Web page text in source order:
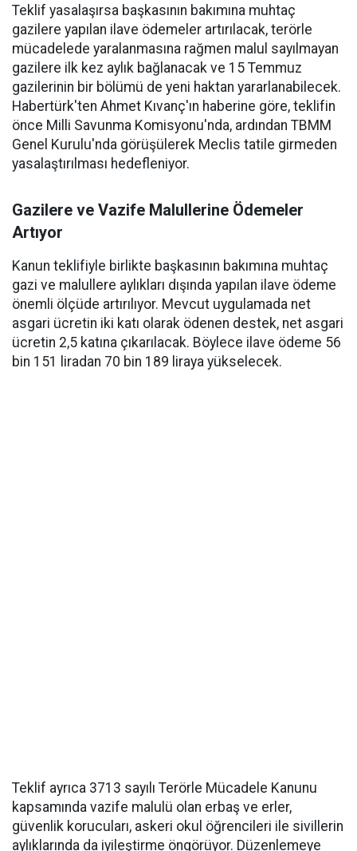
Teklif yasalaşırsa başkasının bakımına muhtaç
gazilere yapılan ilave ödemeler artırılacak, terörle
mücadelede yaralanmasına rağmen malul sayılmayan
gazilere ilk kez aylık bağlanacak ve 15 Temmuz
gazilerinin bir bölümü de yeni haktan yararlanabilecek.
Habertürk'ten Ahmet Kıvanç'ın haberine göre, teklifin
önce Milli Savunma Komisyonu'nda, ardından TBMM
Genel Kurulu'nda görüşülerek Meclis tatile girmeden
yasalaştırılması hedefleniyor.
Gazilere ve Vazife Malullerine Ödemeler
Artıyor
Kanun teklifiyle birlikte başkasının bakımına muhtaç
gazi ve malullere aylıkları dışında yapılan ilave ödeme
önemli ölçüde artırılıyor. Mevcut uygulamada net
asgari ücretin iki katı olarak ödenen destek, net asgari
ücretin 2,5 katına çıkarılacak. Böylece ilave ödeme 56
bin 151 liradan 70 bin 189 liraya yükselecek.
Teklif ayrıca 3713 sayılı Terörle Mücadele Kanunu
kapsamında vazife malulü olan erbaş ve erler,
güvenlik korucuları, askeri okul öğrencileri ile sivillerin
aylıklarında da iyileştirme öngörüyor. Düzenlemeye